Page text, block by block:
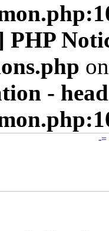
PHP
-